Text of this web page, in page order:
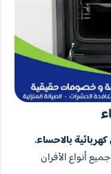
بالاحساء،
أنواع الأفران